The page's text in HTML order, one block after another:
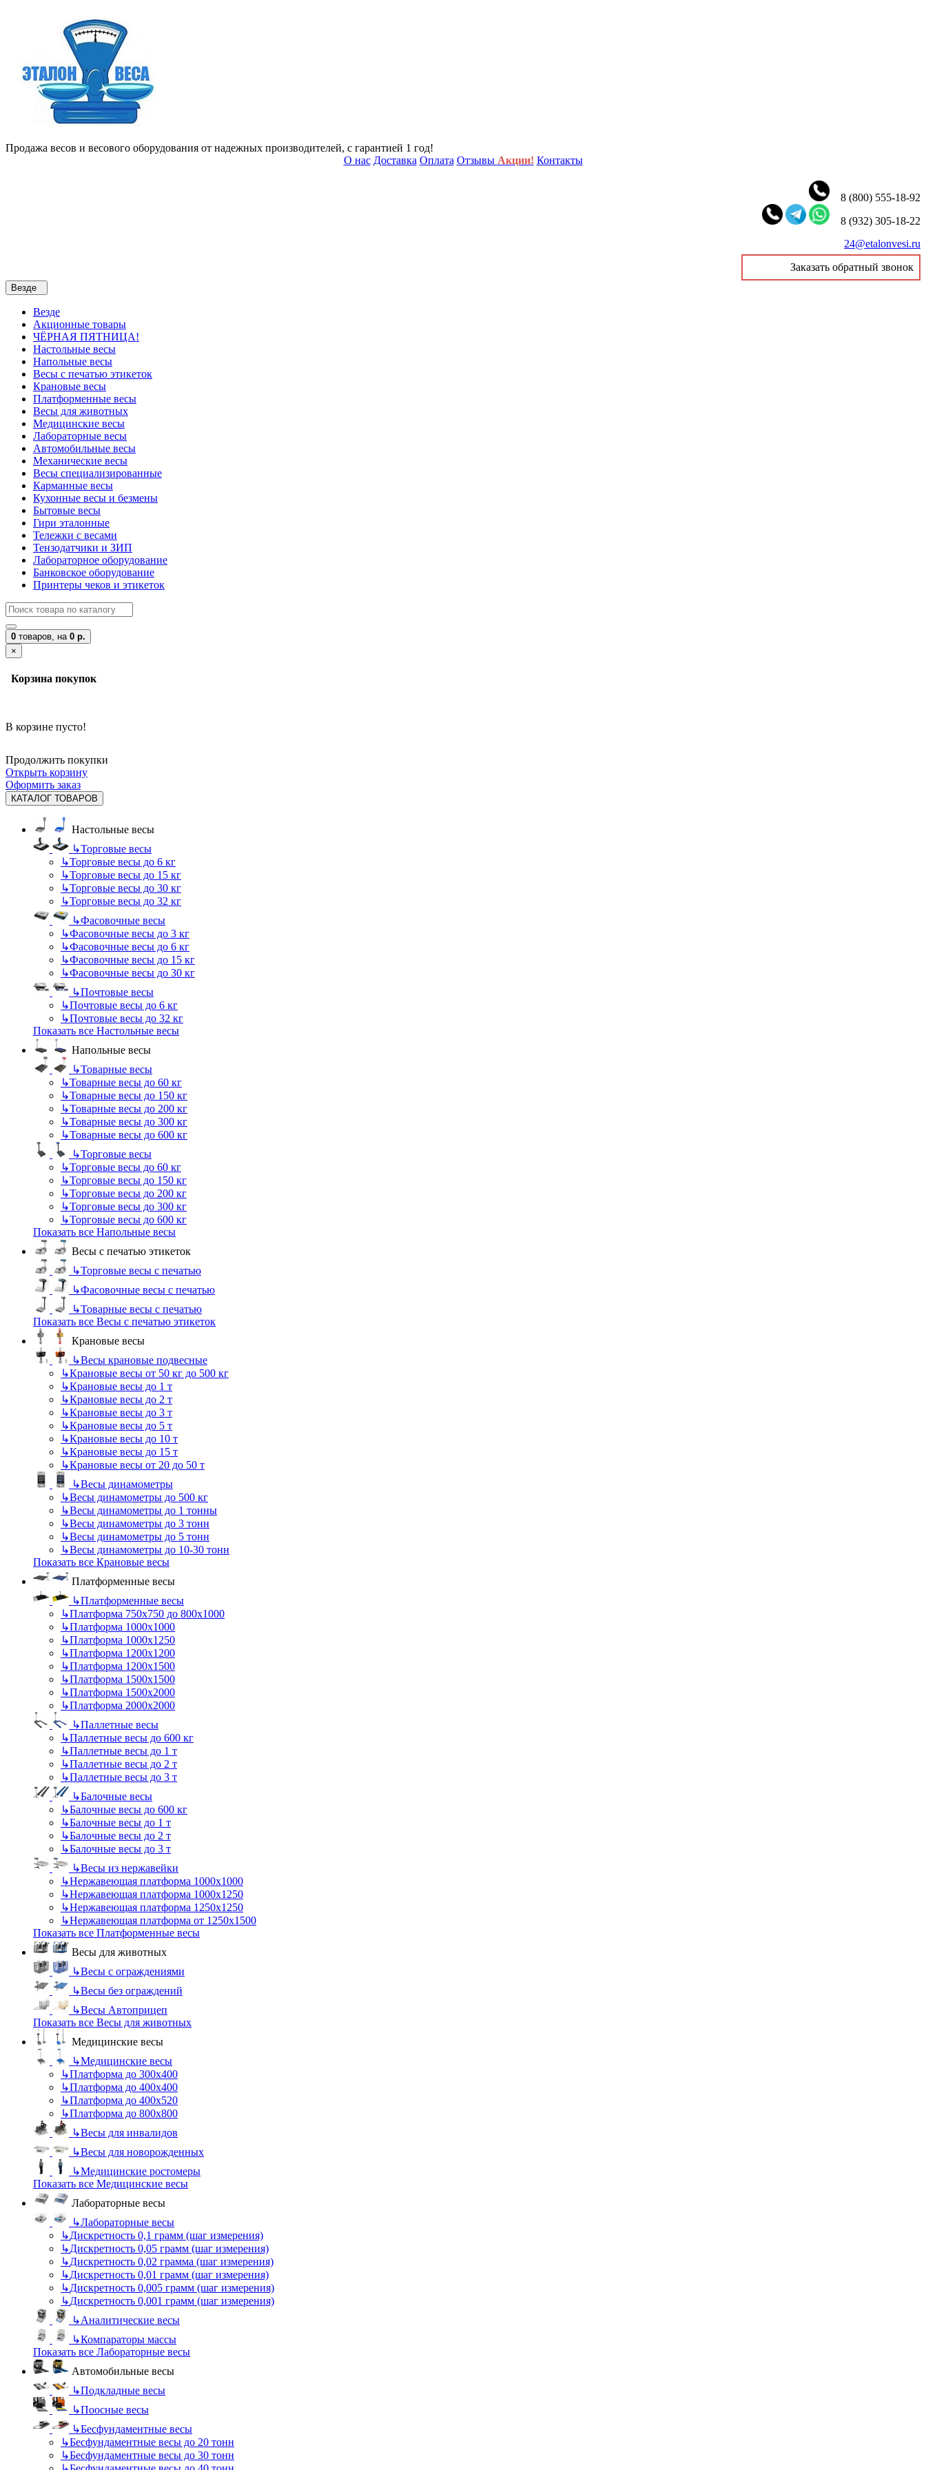
Продажа весов и весового оборудования от надежных производителей, с гарантией 1 год!
О нас Доставка Оплата Отзывы Акции! Контакты
8 (800) 555-18-92
8 (932) 305-18-22
24@etalonvesi.ru
Заказать обратный звонок
Везде
Везде
Акционные товары
ЧЁРНАЯ ПЯТНИЦА!
Настольные весы
Напольные весы
Весы с печатью этикеток
Крановые весы
Платформенные весы
Весы для животных
Медицинские весы
Лабораторные весы
Автомобильные весы
Механические весы
Весы специализированные
Карманные весы
Кухонные весы и безмены
Бытовые весы
Гири эталонные
Тележки с весами
Тензодатчики и ЗИП
Лабораторное оборудование
Банковское оборудование
Принтеры чеков и этикеток
0 товаров, на 0 р.
×
Корзина покупок
В корзине пусто!
Продолжить покупки
Открыть корзину
Оформить заказ
КАТАЛОГ ТОВАРОВ
Настольные весы
↳Торговые весы
↳Торговые весы до 6 кг
↳Торговые весы до 15 кг
↳Торговые весы до 30 кг
↳Торговые весы до 32 кг
↳Фасовочные весы
↳Фасовочные весы до 3 кг
↳Фасовочные весы до 6 кг
↳Фасовочные весы до 15 кг
↳Фасовочные весы до 30 кг
↳Почтовые весы
↳Почтовые весы до 6 кг
↳Почтовые весы до 32 кг
Показать все Настольные весы
Напольные весы
↳Товарные весы
↳Товарные весы до 60 кг
↳Товарные весы до 150 кг
↳Товарные весы до 200 кг
↳Товарные весы до 300 кг
↳Товарные весы до 600 кг
↳Торговые весы
↳Торговые весы до 60 кг
↳Торговые весы до 150 кг
↳Торговые весы до 200 кг
↳Торговые весы до 300 кг
↳Торговые весы до 600 кг
Показать все Напольные весы
Весы с печатью этикеток
↳Торговые весы с печатью
↳Фасовочные весы с печатью
↳Товарные весы с печатью
Показать все Весы с печатью этикеток
Крановые весы
↳Весы крановые подвесные
↳Крановые весы от 50 кг до 500 кг
↳Крановые весы до 1 т
↳Крановые весы до 2 т
↳Крановые весы до 3 т
↳Крановые весы до 5 т
↳Крановые весы до 10 т
↳Крановые весы до 15 т
↳Крановые весы от 20 до 50 т
↳Весы динамометры
↳Весы динамометры до 500 кг
↳Весы динамометры до 1 тонны
↳Весы динамометры до 3 тонн
↳Весы динамометры до 5 тонн
↳Весы динамометры до 10-30 тонн
Показать все Крановые весы
Платформенные весы
↳Платформенные весы
↳Платформа 750х750 до 800х1000
↳Платформа 1000х1000
↳Платформа 1000х1250
↳Платформа 1200х1200
↳Платформа 1200х1500
↳Платформа 1500х1500
↳Платформа 1500х2000
↳Платформа 2000х2000
↳Паллетные весы
↳Паллетные весы до 600 кг
↳Паллетные весы до 1 т
↳Паллетные весы до 2 т
↳Паллетные весы до 3 т
↳Балочные весы
↳Балочные весы до 600 кг
↳Балочные весы до 1 т
↳Балочные весы до 2 т
↳Балочные весы до 3 т
↳Весы из нержавейки
↳Нержавеющая платформа 1000х1000
↳Нержавеющая платформа 1000х1250
↳Нержавеющая платформа 1250х1250
↳Нержавеющая платформа от 1250х1500
Показать все Платформенные весы
Весы для животных
↳Весы с ограждениями
↳Весы без ограждений
↳Весы Автоприцеп
Показать все Весы для животных
Медицинские весы
↳Медицинские весы
↳Платформа до 300х400
↳Платформа до 400х400
↳Платформа до 400х520
↳Платформа до 800х800
↳Весы для инвалидов
↳Весы для новорожденных
↳Медицинские ростомеры
Показать все Медицинские весы
Лабораторные весы
↳Лабораторные весы
↳Дискретность 0,1 грамм (шаг измерения)
↳Дискретность 0,05 грамм (шаг измерения)
↳Дискретность 0,02 грамма (шаг измерения)
↳Дискретность 0,01 грамм (шаг измерения)
↳Дискретность 0,005 грамм (шаг измерения)
↳Дискретность 0,001 грамм (шаг измерения)
↳Аналитические весы
↳Компараторы массы
Показать все Лабораторные весы
Автомобильные весы
↳Подкладные весы
↳Поосные весы
↳Бесфундаментные весы
↳Бесфундаментные весы до 20 тонн
↳Бесфундаментные весы до 30 тонн